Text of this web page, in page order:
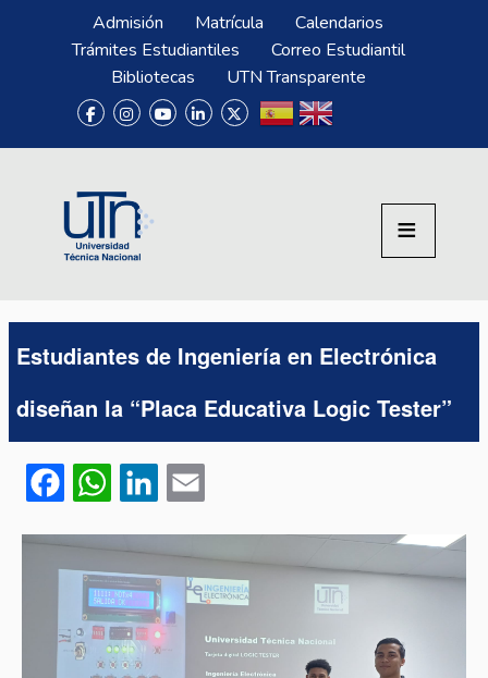
Pasar al contenido principal
Menú SuperiorAdmisión Matrícula
Calendarios
Trámites Estudiantiles
Correo Estudiantil
Bibliotecas
UTN Transparente
Estudiantes de Ingeniería en Electrónica
diseñan la “Placa Educativa Logic Tester”
FacebookWhatsApp
LinkedIn